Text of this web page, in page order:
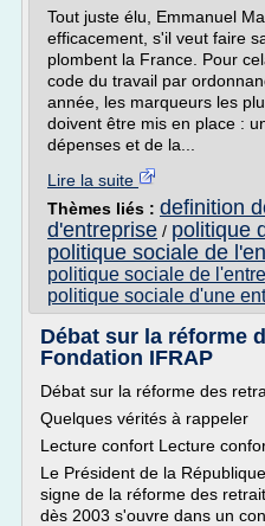
Tout juste élu, Emmanuel
efficacement, s'il veut faire
plombent la France. Pour
code du travail par
année, les marqueurs les
doivent être mis en place :
dépenses et de la...
Lire la suite
Thèmes liés : definition
d'entreprise / politique
politique sociale de
politique sociale de
politique sociale d'une
Débat sur la réforme
Fondation IFRAP
Débat sur la réforme des
Quelques vérités à rappeler
Lecture confort Lecture
Le Président de la
signe de la réforme des
dès 2003 s'ouvre dans un